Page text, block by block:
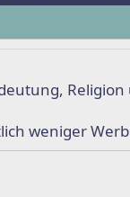
,
weniger